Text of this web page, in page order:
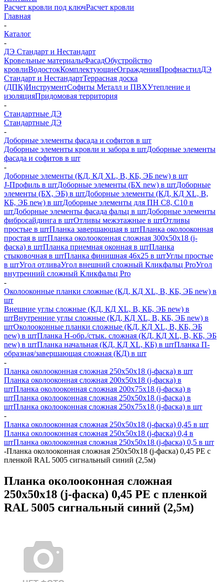
Расчет кровли под ключРасчет кровли
Главная
-
Каталог
-
ДЭ Стандарт и Нестандарт
Кровельные материалыФасадОбустройство
кровлиВодостокКомплектующиеОгражденияПрофнастилДЭ
Стандарт и НестандартТеррасная доска
(ДПК)ИнструментСофиты Металл и ПВХУтепление и
изоляцияПридомовая территория
-
Стандартные ДЭ
Стандартные ДЭ
-
Доборные элементы фасада и софитов в шт
Доборные элементы кровли и забора в штДоборные элементы
фасада и софитов в шт
-
Доборные элементы (КД, КД XL, В, КБ, ЭБ new) в шт
J-Профиль в штДоборные элементы (БХ new) в штДоборные
элементы (БХ, ЭБ) в штДоборные элементы (КД, КД XL, В,
КБ, ЭБ new) в штДоборные элементы для ПН С8, С10 в
штДоборные элементы фасада фальц в штДоборные элементы
фибросайдинга в штОтливы межэтажные в штОтливы
простые в штПланка завершающая в штПланка околооконная
простая в штПланка околооконная сложная 300х50х18 (j-
фаска) в штПланка приемная оконная в штПланка
стыковочная в штПланка финишная 46х25 в штУглы простые
в штУгол отливаУгол внешний сложный Кликфальц ProУгол
внутренний сложный Кликфальц Pro
-
Околооконные планки сложные (КД, КД XL, В, КБ, ЭБ new) в
шт
Внешние углы сложные (КД, КД XL, В, КБ, ЭБ new) в
штВнутренние углы сложные (КД, КД XL, В, КБ, ЭБ new) в
штОколооконные планки сложные (КД, КД XL, В, КБ, ЭБ
new) в штПланка H-обр./стык. сложная (КД, КД XL, В, КБ, ЭБ
new) в штПланка начальная (КД, КД XL, КБ) в штПланка П-
образная/завершающая сложная (КД) в шт
-
Планка околооконная сложная 250х50х18 (j-фаска) в шт
Планка околооконная сложная 200х50х18 (j-фаска) в
штПланка околооконная сложная 200х75х18 (j-фаска) в
штПланка околооконная сложная 250х50х18 (j-фаска) в
штПланка околооконная сложная 250х75х18 (j-фаска) в шт
-
Планка околооконная сложная 250х50х18 (j-фаска) 0,45 в шт
Планка околооконная сложная 250х50х18 (j-фаска) 0,4 в
штПланка околооконная сложная 250х50х18 (j-фаска) 0,5 в шт
-Планка околооконная сложная 250х50х18 (j-фаска) 0,45 PE с
пленкой RAL 5005 сигнальный синий (2,5м)
Планка околооконная сложная
250х50х18 (j-фаска) 0,45 PE с пленкой
RAL 5005 сигнальный синий (2,5м)